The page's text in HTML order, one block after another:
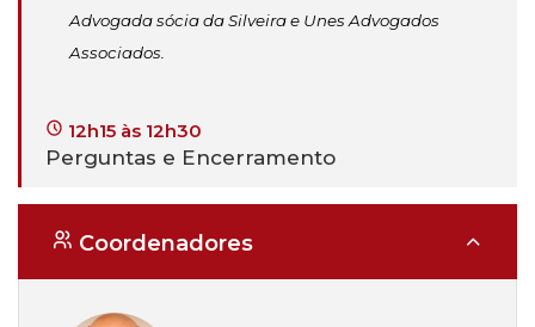
Advogada sócia da Silveira e Unes Advogados
Associados.
12h15 às 12h30
Perguntas e Encerramento
Coordenadores